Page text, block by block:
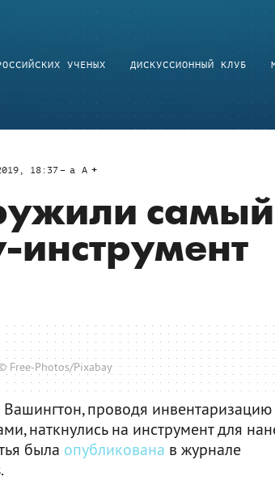
УЧЕНЫХ ДИСКУССИОННЫЙ КЛУБ
18:37 a A
самый
инструмент
Free-Photos/Pixabay
проводя инвентаризацию
наткнулись на инструмент для
была опубликована в журнале